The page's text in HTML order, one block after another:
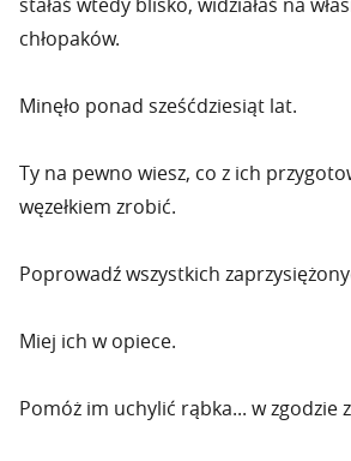
chłopaków.
Minęło ponad sześćdziesiąt lat.
Ty na pewno wiesz, co z ich
węzełkiem zrobić.
Poprowadź wszystkich
Miej ich w opiece.
Pomóż im uchylić rąbka... w zgodzie